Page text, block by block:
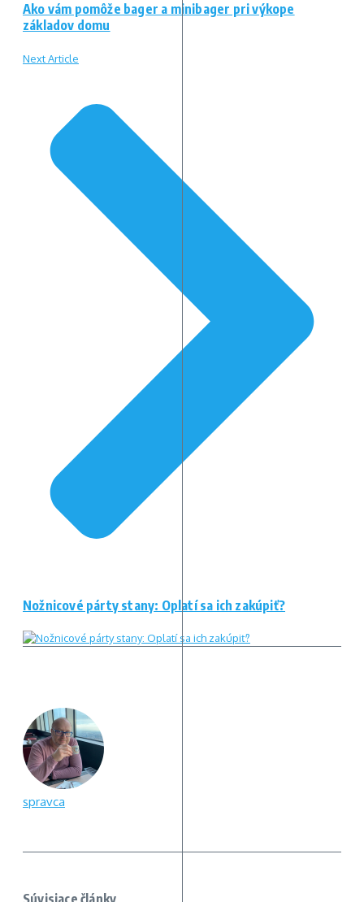
Ako vám pomôže bager a minibager pri výkope
základov domu
Next Article
Nožnicové párty stany: Oplatí sa ich zakúpiť?
spravca
Súvisiace články